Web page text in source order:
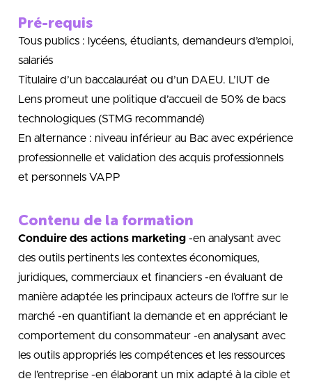
Pré-requis
Tous publics : lycéens, étudiants, demandeurs d’emploi,
salariés
Titulaire d’un baccalauréat ou d’un DAEU. L’IUT de
Lens promeut une politique d’accueil de 50% de bacs
technologiques (STMG recommandé)
En alternance : niveau inférieur au Bac avec expérience
professionnelle et validation des acquis professionnels
et personnels VAPP
Contenu de la formation
Conduire des actions marketing -en analysant avec
des outils pertinents les contextes économiques,
juridiques, commerciaux et financiers -en évaluant de
manière adaptée les principaux acteurs de l’offre sur le
marché -en quantifiant la demande et en appréciant le
comportement du consommateur -en analysant avec
les outils appropriés les compétences et les ressources
de l’entreprise -en élaborant un mix adapté à la cible et